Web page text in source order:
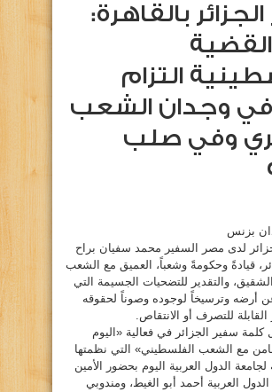
بالقاهرة:
التزام
في وجدان الشعب
وفي صلب
بزنس
لدى مصر السفير محمد سفيان براح
قيادةً وحكومةً وشعباً، العميق مع الشعب
والتقدير للتضحيات الجسيمة التي
عن أرضه وترسيخاً لوجوده وصوناً لحقوقه
القابلة للتصرف أو الانتقاص.
كلمة سفير الجزائر في فعالية «اليوم
مع الشعب الفلسطيني» التي نظمتها
لجامعة الدول العربية اليوم بحضور الأمين
الدول العربية أحمد أبو الغيط، ومندوبي